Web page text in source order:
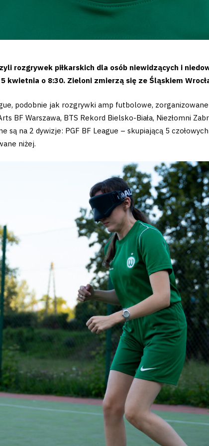
rozgrywek piłkarskich dla osób niewidzących i
kwietnia o 8:30. Zieloni zmierzą się ze Śląskiem
podobnie jak rozgrywki amp futbolowe,
BF Warszawa, BTS Rekord Bielsko-Biała, Niezłomni
są na 2 dywizje: PGF BF League – skupiającą 5
niżej.